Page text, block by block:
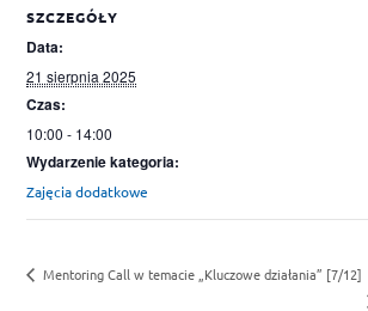
SZCZEGÓŁY
Data:
21 sierpnia 2025
Czas:
10:00 - 14:00
Wydarzenie kategoria:
Zajęcia dodatkowe
Mentoring Call w temacie „Kluczowe działania” [7/12]